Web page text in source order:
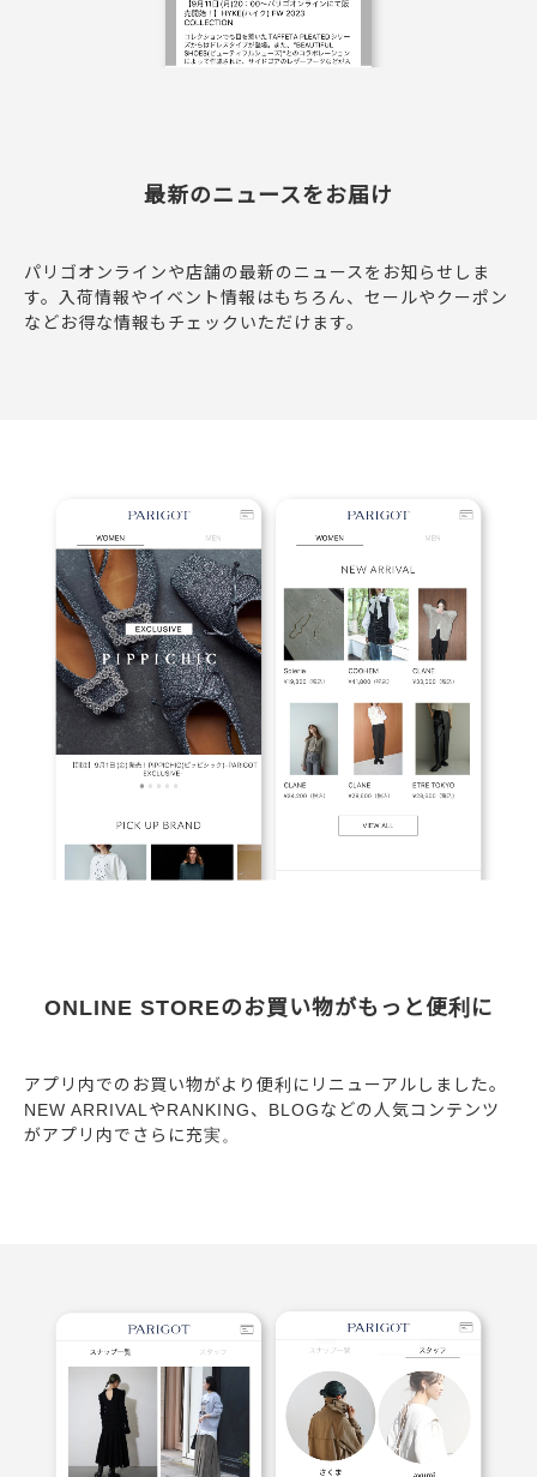
最新のニュースをお届け
パリゴオンラインや店舗の最新のニュースをお知らせしま
す。入荷情報やイベント情報はもちろん、セールやクーポン
などお得な情報もチェックいただけます。
ONLINE STOREのお買い物がもっと便利に
アプリ内でのお買い物がより便利にリニューアルしました。
NEW ARRIVALやRANKING、BLOGなどの人気コンテンツ
がアプリ内でさらに充実。